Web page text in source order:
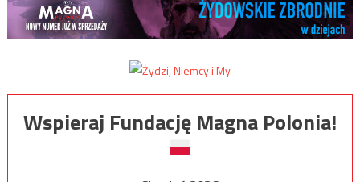
Wspieraj Fundację Magna Polonia!